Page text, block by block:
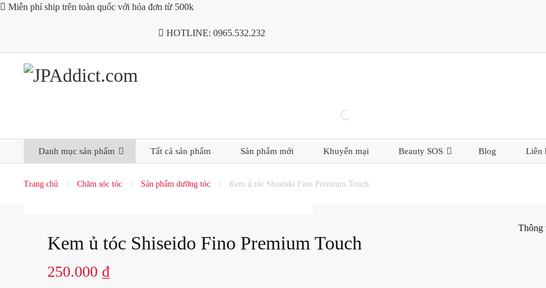
 Miễn phí ship trên toàn quốc với hóa đơn từ 500k
 HOTLINE: 0965.532.232
Danh mục sản phẩm Tất cả sản phẩm Sản phẩm mới Khuyến mại Beauty SOS Blog Liên
Trang chủ / Chăm sóc tóc / Sản phẩm dưỡng tóc / Kem ủ tóc Shiseido Fino Premium Touch
Kem ủ tóc Shiseido Fino Premium Touch
250.000 ₫
Thông